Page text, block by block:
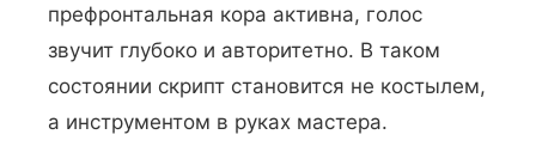
префронтальная кора активна, голос
звучит глубоко и авторитетно. В таком
состоянии скрипт становится не костылем,
а инструментом в руках мастера.